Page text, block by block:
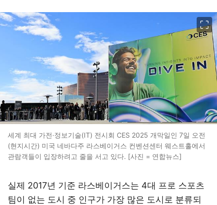
세계 최대 가전·정보기술(IT) 전시회 CES 2025 개막일인 7일 오전
(현지시간) 미국 네바다주 라스베이거스 컨벤션센터 웨스트홀에서
관람객들이 입장하려고 줄을 서고 있다. [사진 = 연합뉴스]
실제 2017년 기준 라스베이거스는 4대 프로 스포츠
팀이 없는 도시 중 인구가 가장 많은 도시로 분류되